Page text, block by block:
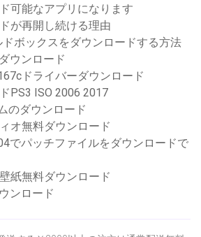
可能なアプリになります
が再開し続ける理由
ドボックスをダウンロードする方法
ウンロード
ドライバーダウンロード
PS3 ISO 2006 2017
のダウンロード
オ無料ダウンロード
でパッチファイルをダウンロードで
紙無料ダウンロード
ンロード